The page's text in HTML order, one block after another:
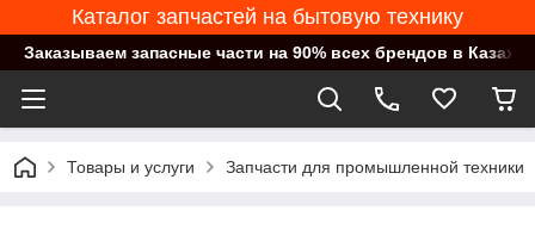
Каталог запчастей на бытовую технику
Заказываем запасные части на 90% всех брендов в
Товары и услуги Запчасти для промышленной техники